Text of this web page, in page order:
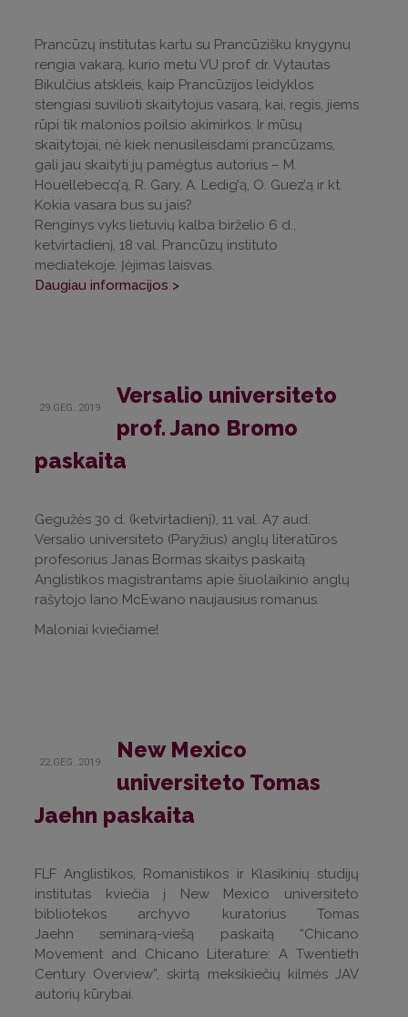
Prancūzų institutas kartu su Prancūzišku knygynu
rengia vakarą, kurio metu VU prof. dr. Vytautas
Bikulčius atskleis, kaip Prancūzijos leidyklos
stengiasi suvilioti skaitytojus vasarą, kai, regis, jiems
rūpi tik malonios poilsio akimirkos. Ir mūsų
skaitytojai, nė kiek nenusileisdami prancūzams,
gali jau skaityti jų pamėgtus autorius – M.
Houellebecq’ą, R. Gary, A. Ledig’ą, O. Guez’ą ir kt.
Kokia vasara bus su jais?
Renginys vyks lietuvių kalba birželio 6 d.,
ketvirtadienį, 18 val. Prancūzų instituto
mediatekoje. Įėjimas laisvas.
Daugiau informacijos >
29.GEG..2019
Versalio universiteto
prof. Jano Bromo
paskaita
Gegužės 30 d. (ketvirtadienį), 11 val. A7 aud.
Versalio universiteto (Paryžius) anglų literatūros
profesorius Janas Bormas skaitys paskaitą
Anglistikos magistrantams apie šiuolaikinio anglų
rašytojo Iano McEwano naujausius romanus.
Maloniai kviečiame!
22.GEG..2019
New Mexico
universiteto Tomas
Jaehn paskaita
FLF Anglistikos, Romanistikos ir Klasikinių studijų
institutas kviečia į New Mexico universiteto
bibliotekos archyvo kuratorius Tomas
Jaehn seminarą-viešą paskaitą “Chicano
Movement and Chicano Literature: A Twentieth
Century Overview”, skirtą meksikiečių kilmės JAV
autorių kūrybai.